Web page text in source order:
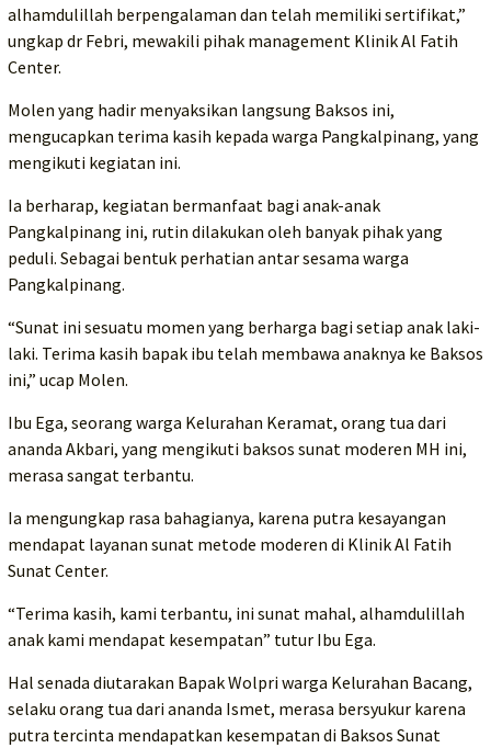
alhamdulillah berpengalaman dan telah memiliki sertifikat,”
ungkap dr Febri, mewakili pihak management Klinik Al Fatih
Center.
Molen yang hadir menyaksikan langsung Baksos ini,
mengucapkan terima kasih kepada warga Pangkalpinang, yang
mengikuti kegiatan ini.
Ia berharap, kegiatan bermanfaat bagi anak-anak
Pangkalpinang ini, rutin dilakukan oleh banyak pihak yang
peduli. Sebagai bentuk perhatian antar sesama warga
Pangkalpinang.
“Sunat ini sesuatu momen yang berharga bagi setiap anak laki-
laki. Terima kasih bapak ibu telah membawa anaknya ke Baksos
ini,” ucap Molen.
Ibu Ega, seorang warga Kelurahan Keramat, orang tua dari
ananda Akbari, yang mengikuti baksos sunat moderen MH ini,
merasa sangat terbantu.
Ia mengungkap rasa bahagianya, karena putra kesayangan
mendapat layanan sunat metode moderen di Klinik Al Fatih
Sunat Center.
“Terima kasih, kami terbantu, ini sunat mahal, alhamdulillah
anak kami mendapat kesempatan” tutur Ibu Ega.
Hal senada diutarakan Bapak Wolpri warga Kelurahan Bacang,
selaku orang tua dari ananda Ismet, merasa bersyukur karena
putra tercinta mendapatkan kesempatan di Baksos Sunat